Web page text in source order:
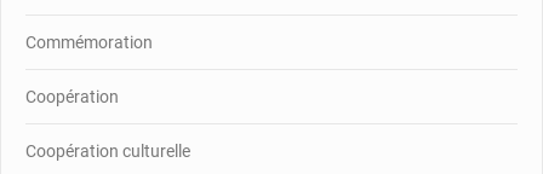
Commémoration
Coopération
Coopération culturelle